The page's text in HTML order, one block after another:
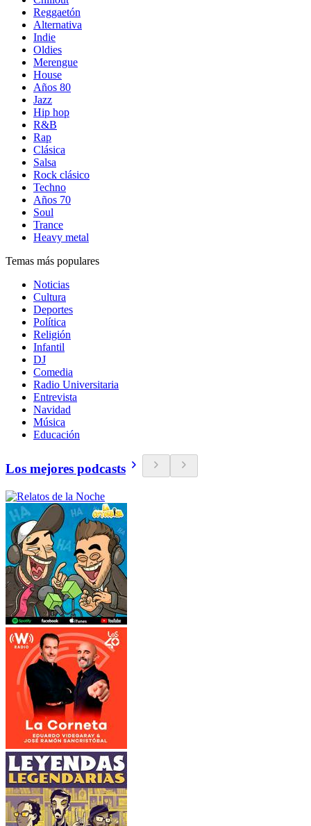
Reggaetón
Alternativa
Indie
Oldies
Merengue
House
Años 80
Jazz
Hip hop
R&B
Rap
Clásica
Salsa
Rock clásico
Techno
Años 70
Soul
Trance
Heavy metal
Temas más populares
Noticias
Cultura
Deportes
Política
Religión
Infantil
DJ
Comedia
Radio Universitaria
Entrevista
Navidad
Música
Educación
Los mejores podcasts